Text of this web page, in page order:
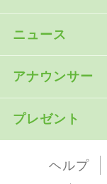
ニュース
アナウンサー
プレゼント
ヘルプ